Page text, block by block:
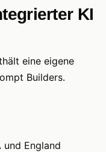
KI
eine eigene
Builders.
und England